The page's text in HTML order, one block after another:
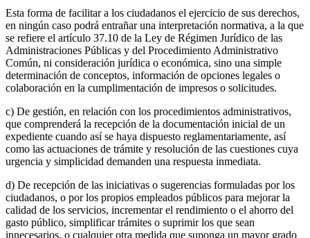
Esta forma de facilitar a los ciudadanos el ejercicio de sus derechos,
en ningún caso podrá entrañar una interpretación normativa, a la que
se refiere el artículo 37.10 de la Ley de Régimen Jurídico de las
Administraciones Públicas y del Procedimiento Administrativo
Común, ni consideración jurídica o económica, sino una simple
determinación de conceptos, información de opciones legales o
colaboración en la cumplimentación de impresos o solicitudes.
c) De gestión, en relación con los procedimientos administrativos,
que comprenderá la recepción de la documentación inicial de un
expediente cuando así se haya dispuesto reglamentariamente, así
como las actuaciones de trámite y resolución de las cuestiones cuya
urgencia y simplicidad demanden una respuesta inmediata.
d) De recepción de las iniciativas o sugerencias formuladas por los
ciudadanos, o por los propios empleados públicos para mejorar la
calidad de los servicios, incrementar el rendimiento o el ahorro del
gasto público, simplificar trámites o suprimir los que sean
innecesarios, o cualquier otra medida que suponga un mayor grado